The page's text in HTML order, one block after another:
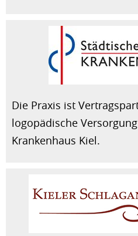
Die Praxis ist
logopädische
Krankenhaus Kiel.